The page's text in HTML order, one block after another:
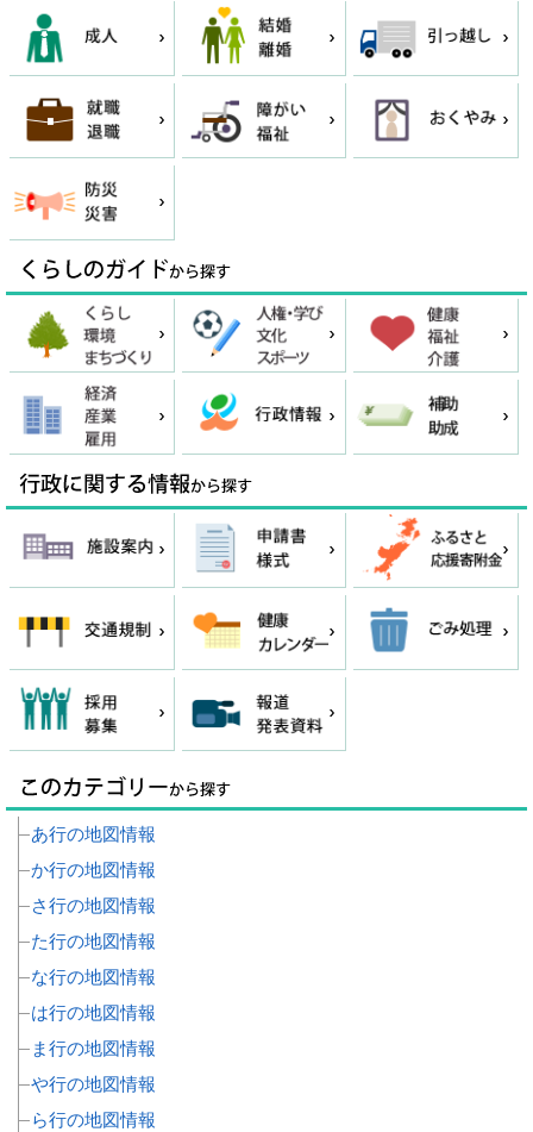
あ行の地図情報
か行の地図情報
さ行の地図情報
た行の地図情報
な行の地図情報
は行の地図情報
ま行の地図情報
や行の地図情報
ら行の地図情報